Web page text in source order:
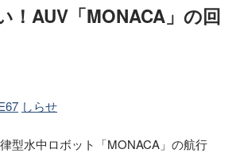
！AUV「MONACA」の回
しらせ
型水中ロボット「MONACA」の航行